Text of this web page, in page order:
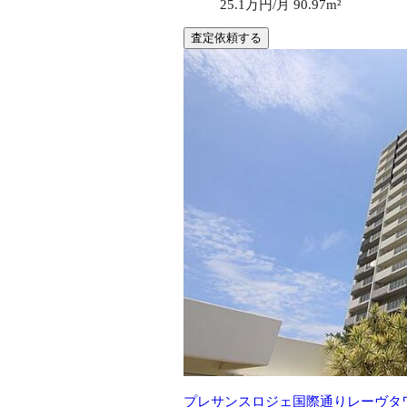
25.1万円/月 90.97m²
査定依頼する
プレサンスロジェ国際通りレーヴタ